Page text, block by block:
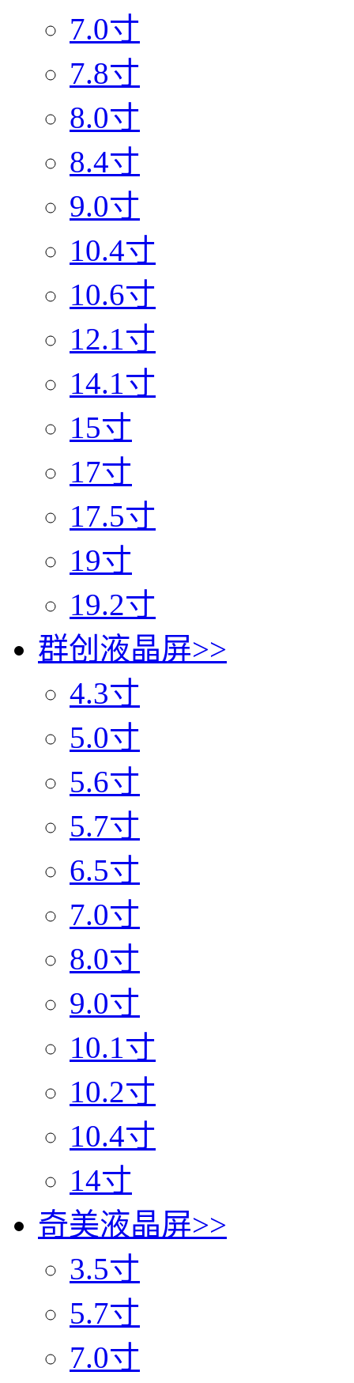
7.0寸
7.8寸
8.0寸
8.4寸
9.0寸
10.4寸
10.6寸
12.1寸
14.1寸
15寸
17寸
17.5寸
19寸
19.2寸
群创液晶屏>>
4.3寸
5.0寸
5.6寸
5.7寸
6.5寸
7.0寸
8.0寸
9.0寸
10.1寸
10.2寸
10.4寸
14寸
奇美液晶屏>>
3.5寸
5.7寸
7.0寸